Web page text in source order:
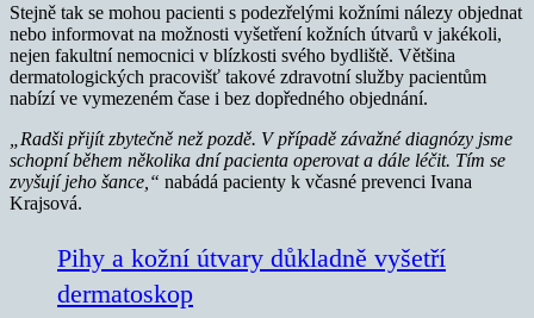
Stejně tak se mohou pacienti s podezřelými kožními nálezy objednat
nebo informovat na možnosti vyšetření kožních útvarů v jakékoli,
nejen fakultní nemocnici v blízkosti svého bydliště. Většina
dermatologických pracovišť takové zdravotní služby pacientům
nabízí ve vymezeném čase i bez dopředného objednání.
„Radši přijít zbytečně než pozdě. V případě závažné diagnózy jsme
schopní během několika dní pacienta operovat a dále léčit. Tím se
zvyšují jeho šance,“ nabádá pacienty k včasné prevenci Ivana
Krajsová.
Pihy a kožní útvary důkladně vyšetří
dermatoskop